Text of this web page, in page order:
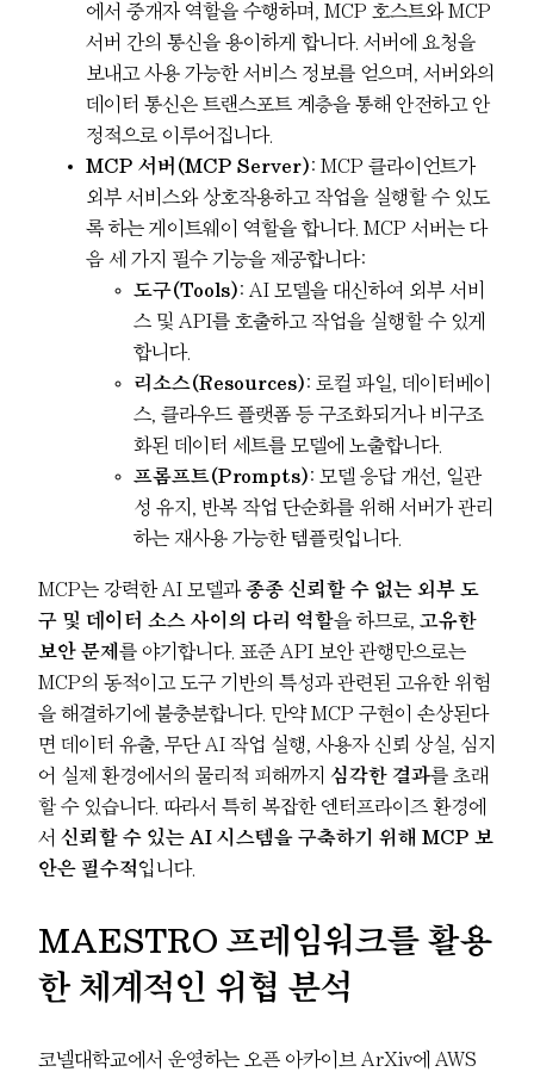
에서 중개자 역할을 수행하며, MCP 호스트와 MCP
서버 간의 통신을 용이하게 합니다. 서버에 요청을
보내고 사용 가능한 서비스 정보를 얻으며, 서버와의
데이터 통신은 트랜스포트 계층을 통해 안전하고 안
정적으로 이루어집니다.
MCP 서버(MCP Server): MCP 클라이언트가
외부 서비스와 상호작용하고 작업을 실행할 수 있도
록 하는 게이트웨이 역할을 합니다. MCP 서버는 다
음 세 가지 필수 기능을 제공합니다:
도구(Tools): AI 모델을 대신하여 외부 서비
스 및 API를 호출하고 작업을 실행할 수 있게
합니다.
리소스(Resources): 로컬 파일, 데이터베이
스, 클라우드 플랫폼 등 구조화되거나 비구조
화된 데이터 세트를 모델에 노출합니다.
프롬프트(Prompts): 모델 응답 개선, 일관
성 유지, 반복 작업 단순화를 위해 서버가 관리
하는 재사용 가능한 템플릿입니다.
MCP는 강력한 AI 모델과종종 신뢰할 수 없는 외부 도
구 및 데이터 소스 사이의 다리 역할을 하므로,
고유한
보안 문제 를 야기합니다. 표준 API 보안 관행만으로는
MCP의 동적이고 도구 기반의 특성과 관련된 고유한 위험
을 해결하기에 불충분합니다. 만약 MCP 구현이 손상된다
면 데이터 유출, 무단 AI 작업 실행, 사용자 신뢰 상실, 심지
어 실제 환경에서의 물리적 피해까지 심각한 결과를 초래
할 수 있습니다. 따라서 특히 복잡한 엔터프라이즈 환경에
서 신뢰할 수 있는 AI 시스템을 구축하기 위해 MCP 보
안은 필수적입니다.
MAESTRO 프레임워크를 활용
한 체계적인 위협 분석
코넬대학교에서 운영하는 오픈 아카이브 ArXiv에 AWS